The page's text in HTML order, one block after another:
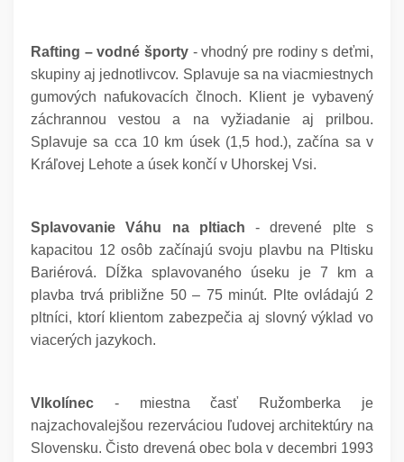
Rafting – vodné športy - vhodný pre rodiny s deťmi,
skupiny aj jednotlivcov. Splavuje sa na viacmiestnych
gumových nafukovacích člnoch. Klient je vybavený
záchrannou vestou a na vyžiadanie aj prilbou.
Splavuje sa cca 10 km úsek (1,5 hod.), začína sa v
Kráľovej Lehote a úsek končí v Uhorskej Vsi.
Splavovanie Váhu na pltiach - drevené plte s
kapacitou 12 osôb začínajú svoju plavbu na Pltisku
Bariérová. Dĺžka splavovaného úseku je 7 km a
plavba trvá približne 50 – 75 minút. Plte ovládajú 2
pltníci, ktorí klientom zabezpečia aj slovný výklad vo
viacerých jazykoch.
Vlkolínec - miestna časť Ružomberka je
najzachovalejšou rezerváciou ľudovej architektúry na
Slovensku. Čisto drevená obec bola v decembri 1993